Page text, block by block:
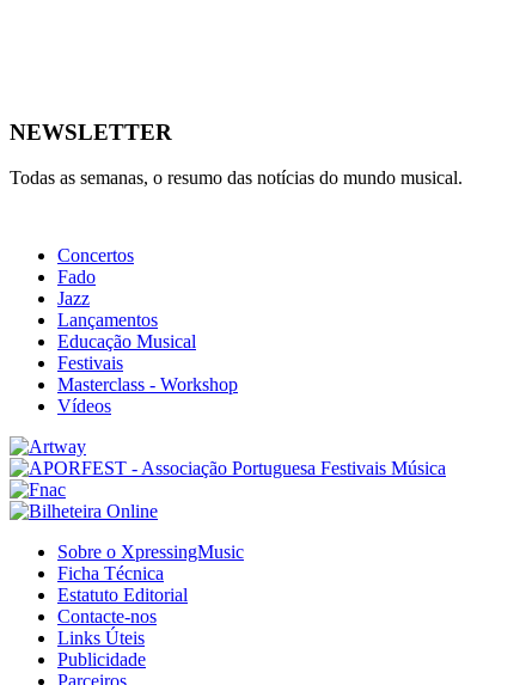
NEWSLETTER
Todas as semanas, o resumo das notícias do mundo musical.
Concertos
Fado
Jazz
Lançamentos
Educação Musical
Festivais
Masterclass - Workshop
Vídeos
Sobre o XpressingMusic
Ficha Técnica
Estatuto Editorial
Contacte-nos
Links Úteis
Publicidade